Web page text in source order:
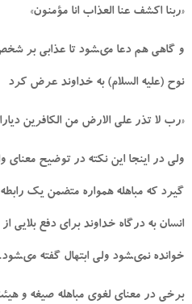
«ربنا اكشف عنا العذاب انا مؤمنون»
و گاهى هم دعا مى‏شود تا عذابى بر
نوح (عليه السلام) به خداوند عرض كرد
«رب لا تذر على الارض من الكافرين
ولى در اينجا اين نكته در توضيح معناى
گيرد كه مباهله همواره متضمن يك رابطه
انسان به درگاه خداوند براى دفع بلايى
خوانده نمى‏شود ولى ابتهال گفته مى‏شود.
برخى در معناى لغوى مباهله صيغه و